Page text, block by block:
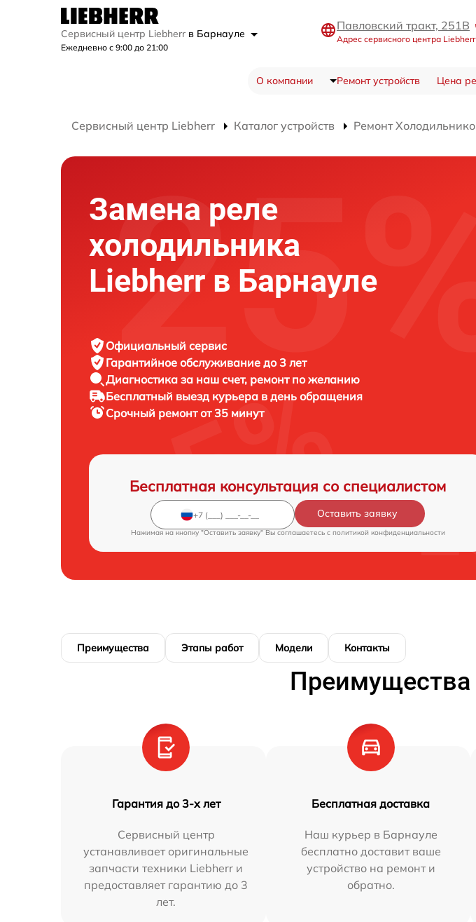
Сервисный центр Liebherr в Барнауле
Ежедневно с 9:00 до 21:00
Павловский тракт, 251В
Адрес сервисного центра Liebherr
О компании Ремонт устройств Цена
Сервисный центр Liebherr Каталог устройств Ремонт
Замена реле
холодильника
Liebherr в Барнауле
Официальный сервис
Гарантийное обслуживание до 3 лет
Диагностика за наш счет, ремонт по желанию
Бесплатный выезд курьера в день обращения
Срочный ремонтот 35 минут
Бесплатная консультация со специалистом
Оставить заявку
Нажимая на кнопку "Оставить заявку" Вы соглашаетесь c политикой конфиденциальности
Преимущества Этапы работ Модели Контакты
Преимущества
Гарантия до 3-х лет
Сервисный центр
устанавливает оригинальные
запчасти техники Liebherr и
предоставляет гарантию до 3
лет.
Бесплатная доставка
Наш курьер в Барнауле
бесплатно доставит ваше
устройство на ремонт и
обратно.